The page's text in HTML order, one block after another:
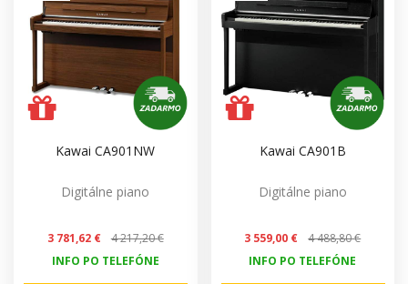
Kawai CA901NW
Digitálne piano
3 781,62 €
4 217,20 €
INFO PO TELEFÓNE
Kawai CA901B
Digitálne piano
3 559,00 €
4 488,80 €
INFO PO TELEFÓNE